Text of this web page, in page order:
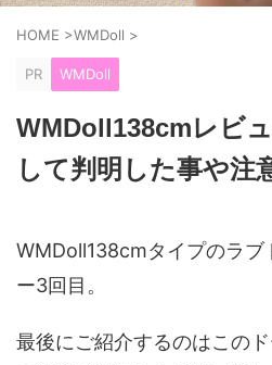
HOME >WMDoll >
PR WMDoll
WMDoll138cmレビ
して判明した事や注
WMDoll138cmタイプのラブ
ー3回目。
最後にご紹介するのはこの